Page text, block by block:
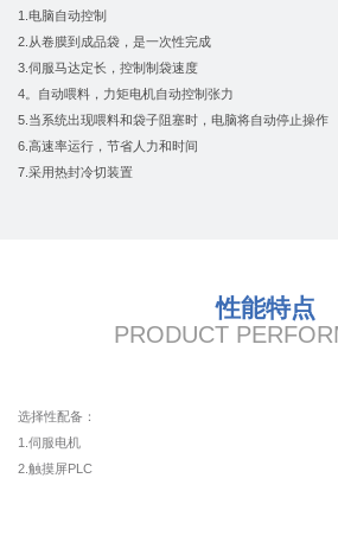
1.电脑自动控制
2.从卷膜到成品袋，是一次性完成
3.伺服马达定长，控制制袋速度
4。自动喂料，力矩电机自动控制张力
5.当系统出现喂料和袋子阻塞时，电脑将自动停止操作
6.高速率运行，节省人力和时间
7.采用热封冷切装置
性能特点
PRODUCT
选择性配备：
1.伺服电机
2.触摸屏PLC